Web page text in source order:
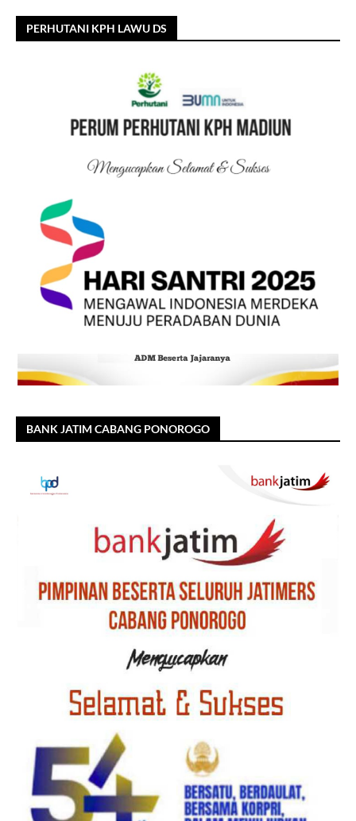
PERHUTANI KPH LAWU DS
BANK JATIM CABANG PONOROGO